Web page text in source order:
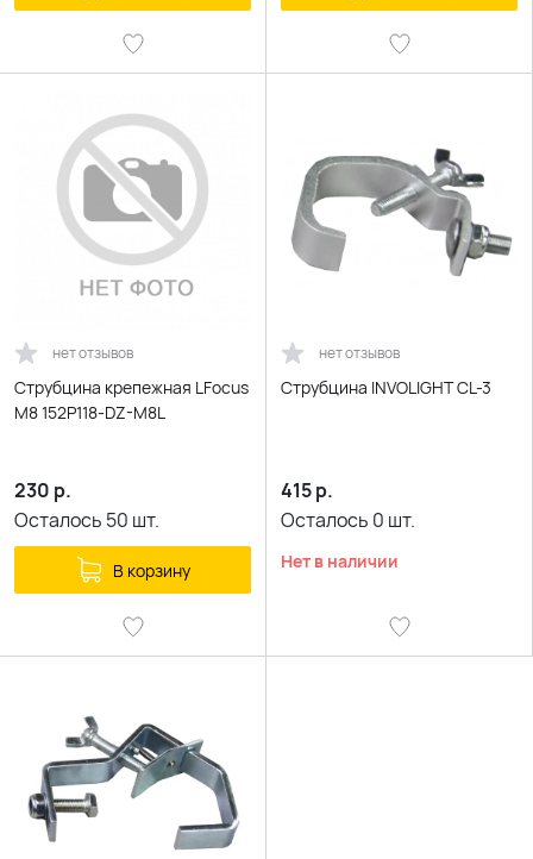
нет отзывов
Струбцина крепежная LFocus
M8 152P118-DZ-M8L
230 р.
Осталось 50 шт.
В корзину
нет отзывов
Струбцина INVOLIGHT CL-3
415р.
Осталось 0 шт.
Нет в наличии